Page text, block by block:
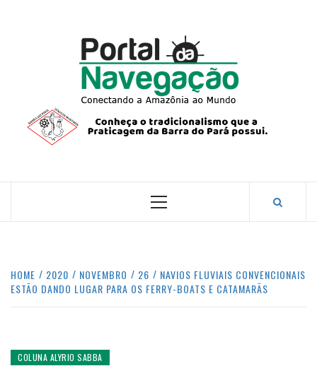
CONECTANDO A AMAZÔNIA COM O MUNDO.
Primary
HOME 2020 NOVEMBRO 26
NAVIOS FLUVIAIS CONVENCIONAIS
ESTÃO DANDO LUGAR PARA OS FERRY-BOATS E CATAMARÃS
COLUNA ALYRIO SABBA